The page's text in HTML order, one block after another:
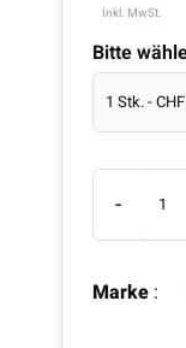
Inkl. MwSt.
Bitte
-
Marke :